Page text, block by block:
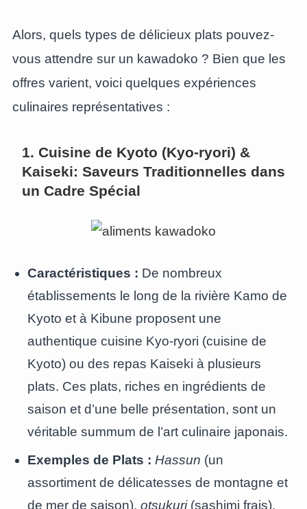
Alors, quels types de délicieux plats pouvez-
vous attendre sur un kawadoko ? Bien que les
offres varient, voici quelques expériences
culinaires représentatives :
1. Cuisine de Kyoto (Kyo-ryori) &
Kaiseki: Saveurs Traditionnelles dans
un Cadre Spécial
Caractéristiques : De nombreux
établissements le long de la rivière Kamo de
Kyoto et à Kibune proposent une
authentique cuisine Kyo-ryori (cuisine de
Kyoto) ou des repas Kaiseki à plusieurs
plats. Ces plats, riches en ingrédients de
saison et d’une belle présentation, sont un
véritable summum de l’art culinaire japonais.
Exemples de Plats : Hassun (un
assortiment de délicatesses de montagne et
de mer de saison),otsukuri(sashimi frais),